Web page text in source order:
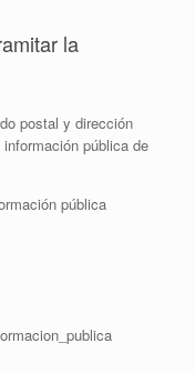
la
postal y dirección
pública de
pública